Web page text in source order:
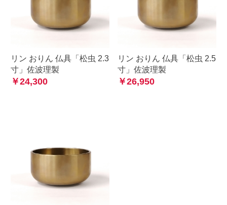
リン おりん 仏具「松虫 2.3
寸」佐波理製
￥24,300
リン おりん 仏具「松虫 2.5
寸」佐波理製
￥26,950